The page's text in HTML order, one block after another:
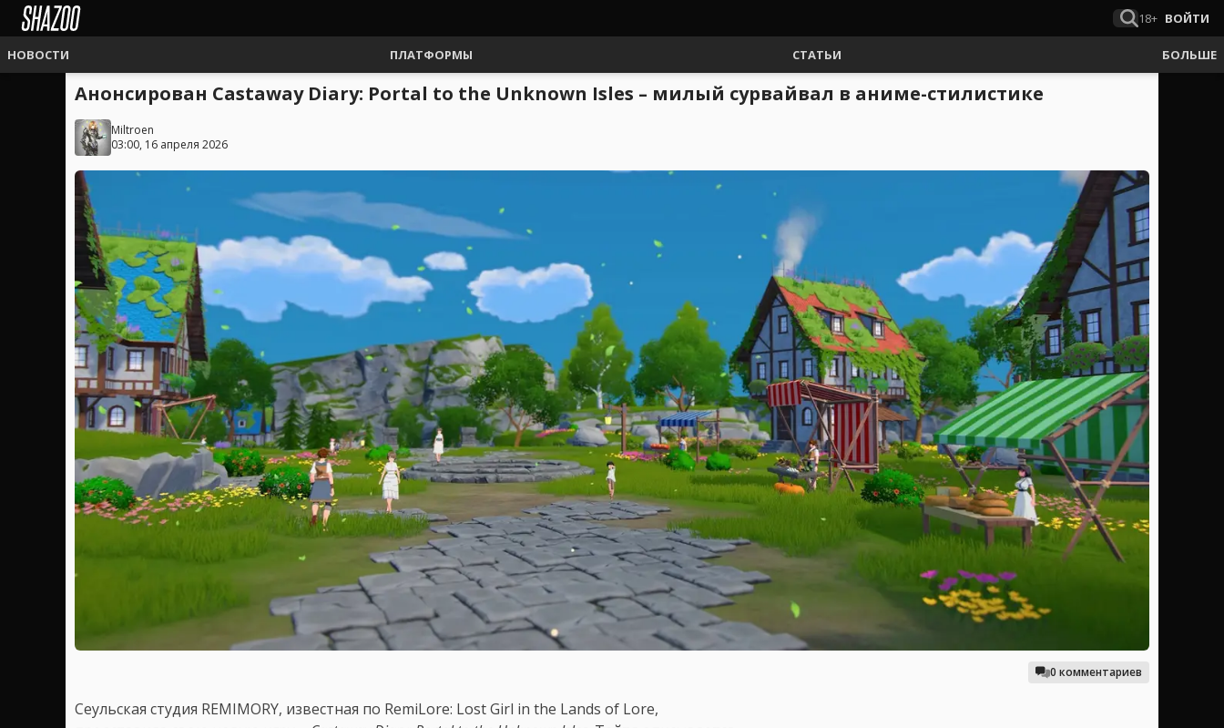
18+ ВОЙТИ
НОВОСТИ ПЛАТФОРМЫ СТАТЬИ БОЛЬШЕ
Анонсирован Castaway Diary: Portal to the Unknown Isles – милый сурвайвал в аниме-стилистике
Miltroen
03:00, 16 апреля 2026
0 комментариев
Сеульская студия REMIMORY, известная по RemiLore: Lost Girl in the Lands of Lore,